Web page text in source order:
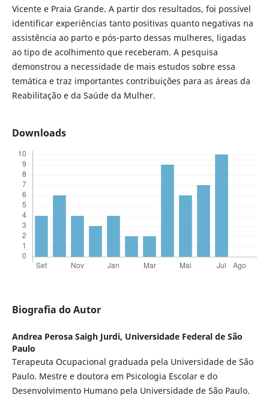
Vicente e Praia Grande. A partir dos resultados, foi possível
identificar experiências tanto positivas quanto negativas na
assistência ao parto e pós-parto dessas mulheres, ligadas
ao tipo de acolhimento que receberam. A pesquisa
demonstrou a necessidade de mais estudos sobre essa
temática e traz importantes contribuições para as áreas da
Reabilitação e da Saúde da Mulher.
Downloads
Biografia do Autor
Andrea Perosa Saigh Jurdi, Universidade Federal de São
Paulo
Terapeuta Ocupacional graduada pela Universidade de São
Paulo. Mestre e doutora em Psicologia Escolar e do
Desenvolvimento Humano pela Universidade de São Paulo.